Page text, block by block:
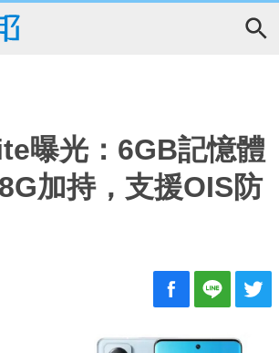
曝光：6GB記憶體
加持，支援OIS防